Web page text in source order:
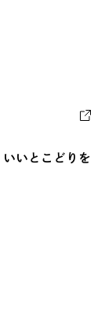
いとこどりを